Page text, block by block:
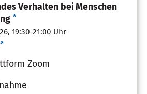
Verhalten bei Menschen
*
19:30-21:00 Uhr
Zoom